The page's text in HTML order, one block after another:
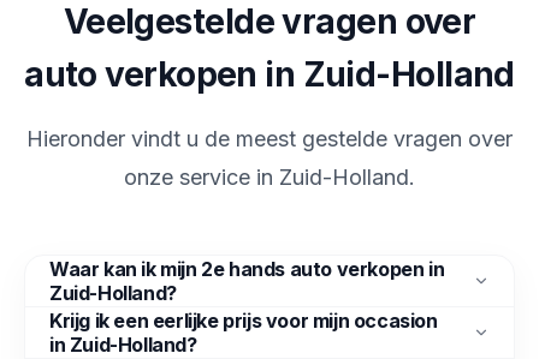
Veelgestelde vragen over
auto verkopen in Zuid-Holland
Hieronder vindt u de meest gestelde vragen over
onze service in Zuid-Holland.
Waar kan ik mijn 2e hands auto verkopen in
Zuid-Holland?
Krijg ik een eerlijke prijs voor mijn occasion
in Zuid-Holland?